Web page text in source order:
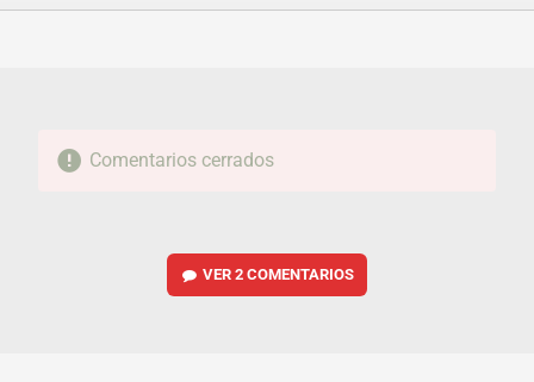
FACEBOOKTWITTERFLIPBOARD
E-
WHATSAPP
Comentarios cerrados
VER2 COMENTARIOS